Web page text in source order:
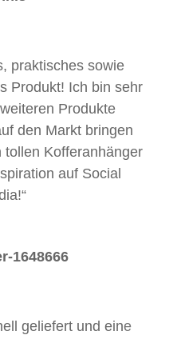
praktisches sowie
Produkt! Ich bin sehr
Produkte
den Markt bringen
Kofferanhänger
auf Social
1648666
geliefert und eine